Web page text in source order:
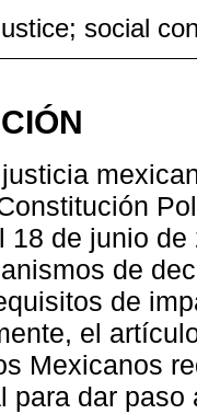
social
18 de junio
de
de
el
Mexicanos
para dar